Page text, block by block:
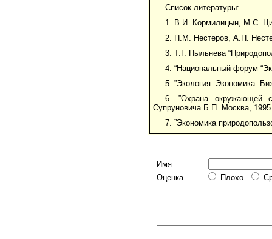
Список литературы:
1. В.И. Кормилицын, М.С.
2. П.М. Нестеров, А.П.
3. Т.Г. Пыльнева
4. “Национальный форум
5. ”Экология. Экономика.
6. ”Охрана окружающей
Супруновича Б.П. Москва, 1995
7. ”Экономика
Имя
Оценка
Плохо